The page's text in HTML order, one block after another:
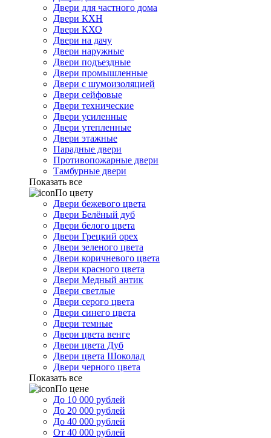
Двери для частного дома
Двери КХН
Двери КХО
Двери на дачу
Двери наружные
Двери подъездные
Двери промышленные
Двери с шумоизоляцией
Двери сейфовые
Двери технические
Двери усиленные
Двери утепленные
Двери этажные
Парадные двери
Противопожарные двери
Тамбурные двери
Показать все
По цвету
Двери бежевого цвета
Двери Белёный дуб
Двери белого цвета
Двери Грецкий орех
Двери зеленого цвета
Двери коричневого цвета
Двери красного цвета
Двери Медный антик
Двери светлые
Двери серого цвета
Двери синего цвета
Двери темные
Двери цвета венге
Двери цвета Дуб
Двери цвета Шоколад
Двери черного цвета
Показать все
По цене
До 10 000 рублей
До 20 000 рублей
До 40 000 рублей
От 40 000 рублей